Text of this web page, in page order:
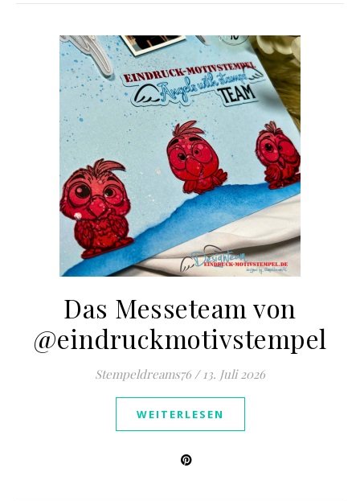
Das Messeteam von
@eindruckmotivstempel
Stempeldreams76 / 13. Juli 2026
WEITERLESEN